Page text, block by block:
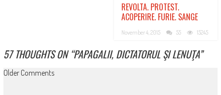
REVOLTA. PROTEST.
ACOPERIRE. FURIE. SANGE
November 4, 2015 55 15245
57 THOUGHTS ON “PAPAGALII, DICTATORUL ŞI LENUŢA”
COMMENT
Older Comments